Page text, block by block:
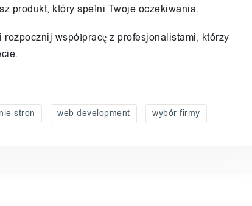
produkt, który spełni Twoje oczekiwania.
i rozpocznij współpracę z profesjonalistami, którzy
stron web development wybór firmy